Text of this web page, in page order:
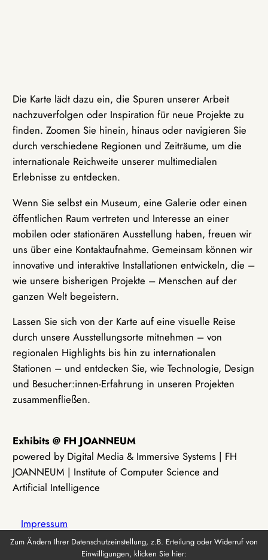
Die Karte lädt dazu ein, die Spuren unserer Arbeit
nachzuverfolgen oder Inspiration für neue Projekte zu
finden. Zoomen Sie hinein, hinaus oder navigieren Sie
durch verschiedene Regionen und Zeiträume, um die
internationale Reichweite unserer multimedialen
Erlebnisse zu entdecken.
Wenn Sie selbst ein Museum, eine Galerie oder einen
öffentlichen Raum vertreten und Interesse an einer
mobilen oder stationären Ausstellung haben, freuen wir
uns über eine Kontaktaufnahme. Gemeinsam können wir
innovative und interaktive Installationen entwickeln, die –
wie unsere bisherigen Projekte – Menschen auf der
ganzen Welt begeistern.
Lassen Sie sich von der Karte auf eine visuelle Reise
durch unsere Ausstellungsorte mitnehmen – von
regionalen Highlights bis hin zu internationalen
Stationen – und entdecken Sie, wie Technologie, Design
und Besucher:innen-Erfahrung in unseren Projekten
zusammenfließen.
Exhibits @ FH JOANNEUM
powered by Digital Media & Immersive Systems | FH
JOANNEUM | Institute of Computer Science and
Artificial Intelligence
Impressum
Zum Ändern Ihrer Datenschutzeinstellung, z.B. Erteilung oder Widerruf von
Einwilligungen, klicken Sie hier: